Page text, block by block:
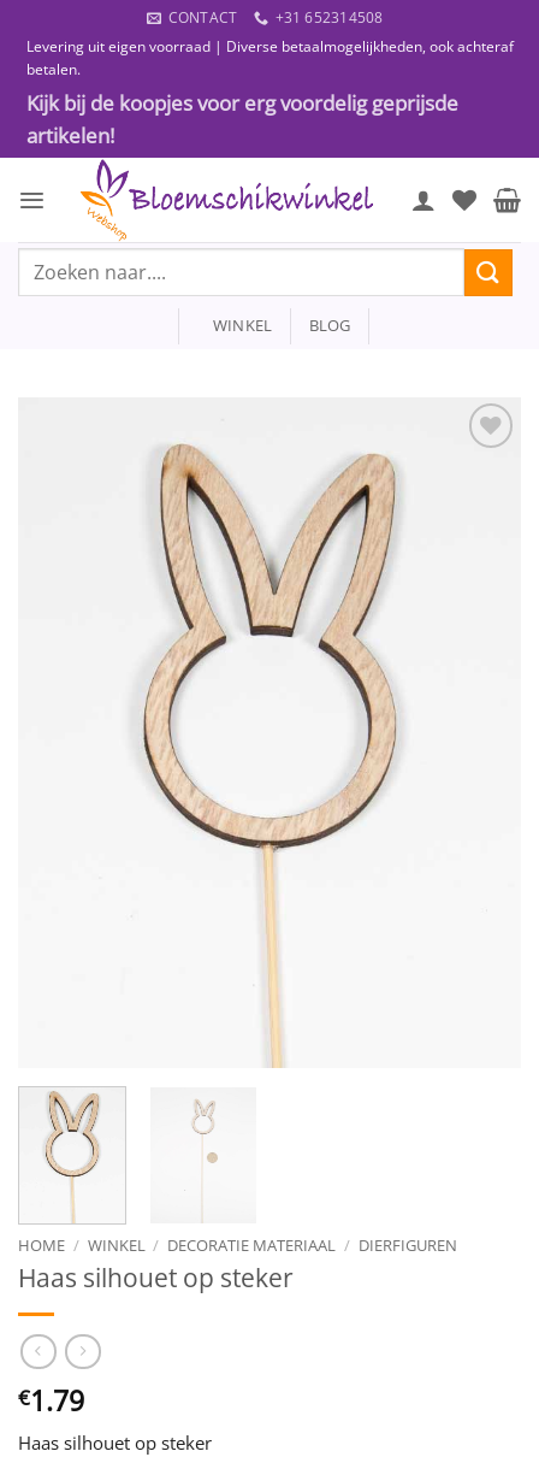
naar
inhoud
CONTACT
+31 652314508
Levering uit eigen voorraad | Diverse betaalmogelijkheden, ook achteraf
betalen.
Kijk bij de koopjes voor erg voordelig geprijsde
artikelen!
Zoeken
WINKEL BLOG
HOME / WINKEL / DECORATIE MATERIAAL / DIERFIGUREN
Haas silhouet op steker
€1.79
Haas silhouet op steker